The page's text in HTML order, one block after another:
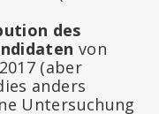
des
von
(aber
anders
Untersuchung